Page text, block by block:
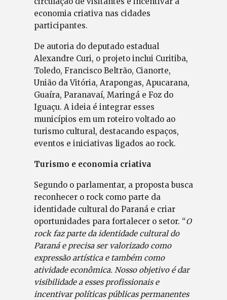
economia criativa nas cidades
participantes.
De autoria do deputado estadual
Alexandre Curi, o projeto inclui Curitiba,
Toledo, Francisco Beltrão, Cianorte,
União da Vitória, Arapongas, Apucarana,
Guaíra, Paranavaí, Maringá e Foz do
Iguaçu. A ideia é integrar esses
municípios em um roteiro voltado ao
turismo cultural, destacando espaços,
eventos e iniciativas ligados ao rock.
Turismo e economia criativa
Segundo o parlamentar, a proposta busca
reconhecer o rock como parte da
identidade cultural do Paraná e criar
oportunidades para fortalecer o setor. “O
rock faz parte da identidade cultural do
Paraná e precisa ser valorizado como
expressão artística e também como
atividade econômica. Nosso objetivo é dar
visibilidade a esses profissionais e
incentivar políticas públicas permanentes